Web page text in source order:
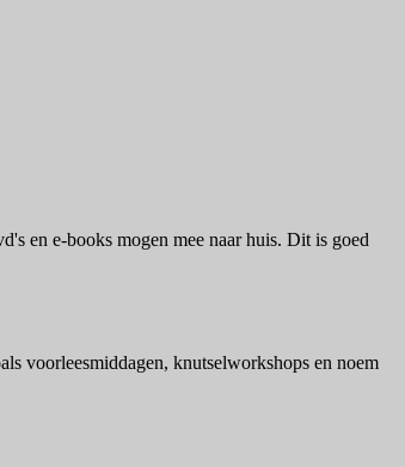
en e-books mogen mee naar huis. Dit is goed
voorleesmiddagen, knutselworkshops en noem